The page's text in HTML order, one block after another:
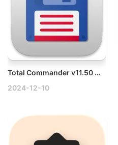
Total Commander v11.50 Win文件管理器破解版
2024-12-10